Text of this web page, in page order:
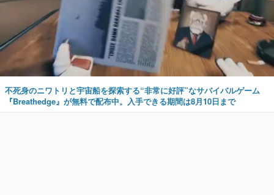
不死身のニワトリと宇宙船を探索する“非常に好評”なサバイバルゲーム
『Breathedge』が無料で配布中。入手できる期間は8月10日まで